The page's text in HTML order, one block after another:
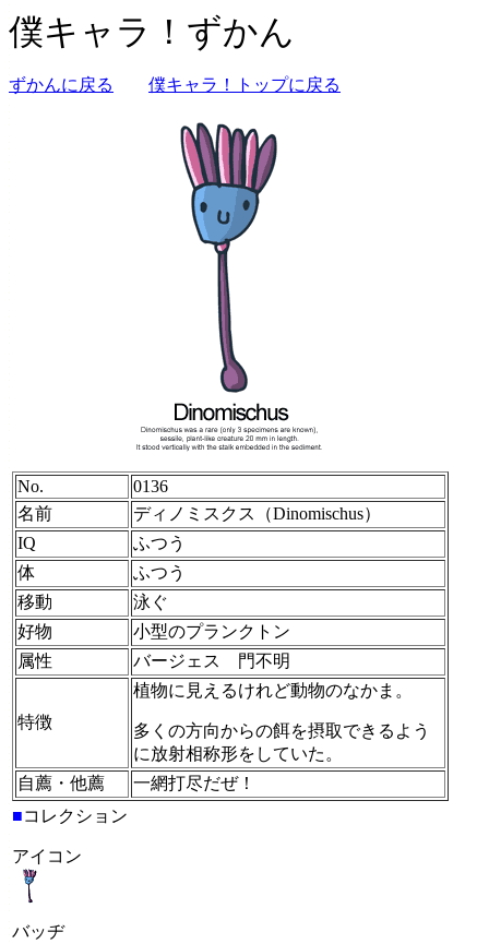
僕キャラ！ずかん
ずかんに戻る 僕キャラ！トップに戻る
No.
0136
名前
ディノミスクス（Dinomischus）
IQ
ふつう
体
ふつう
移動
泳ぐ
好物
小型のプランクトン
属性
バージェス 門不明
特徴
植物に見えるけれど動物のなかま。
多くの方向からの餌を摂取できるよう
に放射相称形をしていた。
自薦・他薦
一網打尽だぜ！
■コレクション
アイコン
バッヂ